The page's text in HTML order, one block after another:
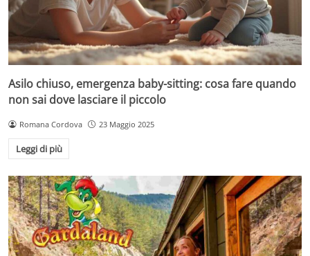
Asilo chiuso, emergenza baby-sitting: cosa fare quando
non sai dove lasciare il piccolo
Romana Cordova 23 Maggio 2025
Leggi di più